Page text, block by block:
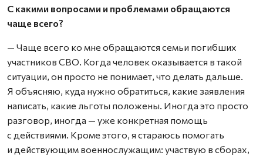
С какими вопросами и проблемами обращаются
чаще всего?
— Чаще всего ко мне обращаются семьи погибших
участников СВО. Когда человек оказывается в такой
ситуации, он просто не понимает, что делать дальше.
Я объясняю, куда нужно обратиться, какие заявления
написать, какие льготы положены. Иногда это просто
разговор, иногда — уже конкретная помощь
с действиями. Кроме этого, я стараюсь помогать
и действующим военнослужащим: участвую в сборах,